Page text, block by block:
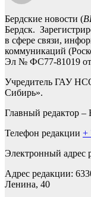
Бердские новости (
Бердск.
в сфере связи,
коммуникаций
Эл № ФС77-81019 от
Учредитель ГАУ
Сибирь».
Главный редактор
Телефон редакции +
Электронный адрес
Адрес редакции:
Ленина, 40